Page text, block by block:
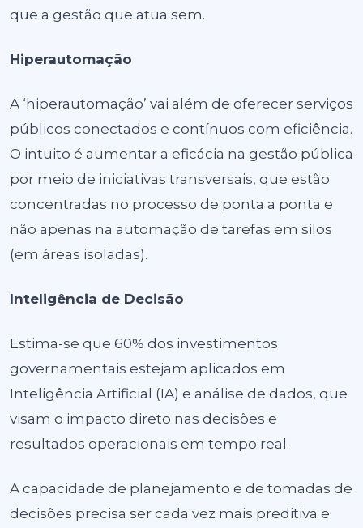
que a gestão que atua sem.
Hiperautomação
A ‘hiperautomação’ vai além de oferecer serviços
públicos conectados e contínuos com eficiência.
O intuito é aumentar a eficácia na gestão pública
por meio de iniciativas transversais, que estão
concentradas no processo de ponta a ponta e
não apenas na automação de tarefas em silos
(em áreas isoladas).
Inteligência de Decisão
Estima-se que 60% dos investimentos
governamentais estejam aplicados em
Inteligência Artificial (IA) e análise de dados, que
visam o impacto direto nas decisões e
resultados operacionais em tempo real.
A capacidade de planejamento e de tomadas de
decisões precisa ser cada vez mais preditiva e